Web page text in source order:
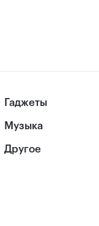
Гаджеты
Музыка
Другое